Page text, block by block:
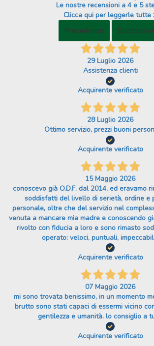
Le nostre recensioni a 4 e 5
Clicca qui per leggerle tutte
Precedente
29 Luglio 2026
Assistenza clienti
Acquirente verificato
28 Luglio 2026
Ottimo servizio, prezzi buoni
Acquirente verificato
15 Maggio 2026
conoscevo già O.D.F. dal 2014, ed eravamo
soddisfatti del livello di serietà, ordine e
personale, oltre che del servizio nel
venuta a mancare mia madre e conoscendo
rivolto con fiducia a loro e sono rimasto
operato: veloci, puntuali,
Acquirente verificato
07 Maggio 2026
mi sono trovata benissimo, in un momento
brutto sono stati capaci di essermi vicino
gentilezza e umanità. lo consiglio a
Acquirente verificato